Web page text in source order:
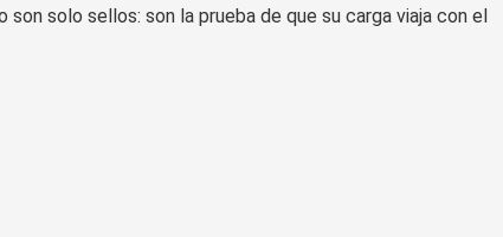
solo sellos: son la prueba de que su carga viaja con el